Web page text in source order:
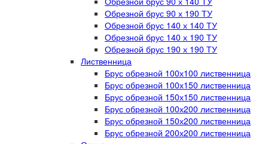
Обрезной брус 90 х 190 ТУ
Обрезной брус 140 х 140 ТУ
Обрезной брус 140 х 190 ТУ
Обрезной брус 190 х 190 ТУ
Лиственница
Брус обрезной 100х100 лиственница
Брус обрезной 100х150 лиственница
Брус обрезной 150х150 лиственница
Брус обрезной 100х200 лиственница
Брус обрезной 150х200 лиственница
Брус обрезной 200х200 лиственница